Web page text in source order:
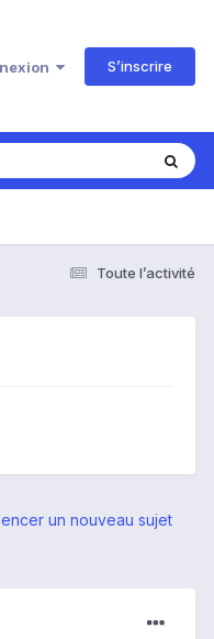
S’inscrire
Toute l’activité
un nouveau sujet